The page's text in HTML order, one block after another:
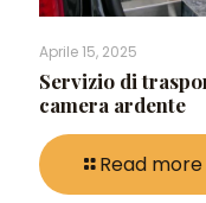
Aprile 15, 2025
Servizio di
camera ardente
Read more